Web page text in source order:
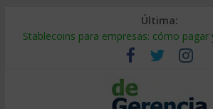
Última:
Stablecoins para empresas: cómo pagar
Despido silencioso: qué es y por qué sale
IA en selección de personal: cómo
Trabajo forzoso en la cadena de
Mercado hispano de EE. UU.: cómo